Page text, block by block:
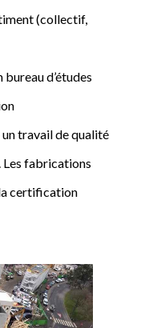
(collectif,
d’études
travail de qualité
Les fabrications
certification